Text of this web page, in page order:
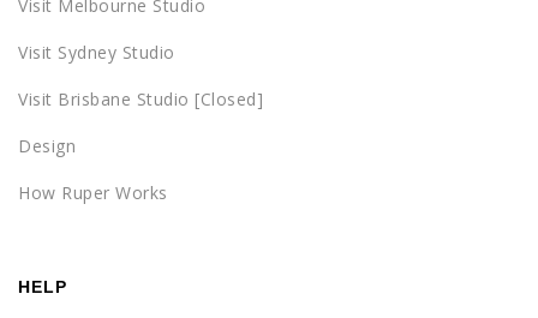
Visit Melbourne Studio
Visit Sydney Studio
Visit Brisbane Studio [Closed]
Design
How Ruper Works
HELP